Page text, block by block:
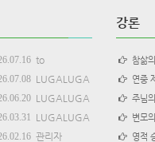
to
LUGALUGA
LUGALUGA
LUGALUGA
관리자
강론
참삶
연중
주님
변모
영적